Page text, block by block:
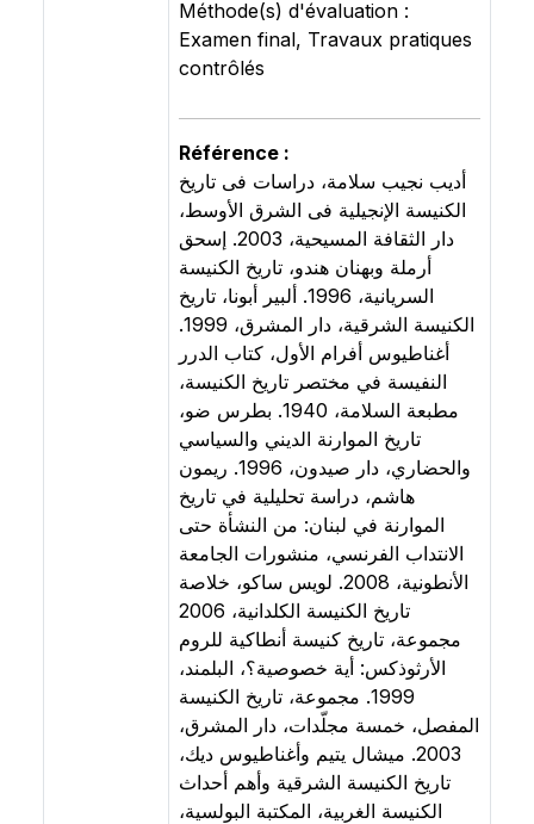
Méthode(s) d'évaluation :
Examen final, Travaux pratiques
contrôlés
Référence :
أديب نجيب سلامة، دراسات فى تاريخ
الكنيسة الإنجيلية فى الشرق الأوسط،
دار الثقافة المسيحية، 2003. إسحق
أرملة وبهنان هندو، تاريخ الكنيسة
السريانية، 1996. ألبير أبونا، تاريخ
الكنيسة الشرقية، دار المشرق، 1999.
أغناطيوس أفرام الأول، كتاب الدرر
النفيسة في مختصر تاريخ الكنيسة،
مطبعة السلامة، 1940. بطرس ضو،
تاريخ الموارنة الديني والسياسي
والحضاري، دار صيدون، 1996. ريمون
هاشم، دراسة تحليلية في تاريخ
الموارنة في لبنان: من النشأة حتى
الانتداب الفرنسي، منشورات الجامعة
الأنطونية، 2008. لويس ساكو، خلاصة
تاريخ الكنيسة الكلدانية، 2006
مجموعة، تاريخ كنيسة أنطاكية للروم
الأرثوذكس: أية خصوصية؟، البلمند،
1999. مجموعة، تاريخ الكنيسة
المفصل، خمسة مجلّدات، دار المشرق،
2003. ميشال يتيم وأغناطيوس ديك،
تاريخ الكنيسة الشرقية وأهم أحداث
الكنيسة الغربية، المكتبة البولسية،